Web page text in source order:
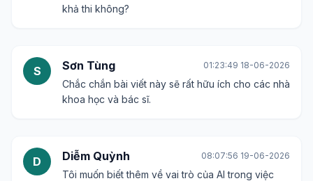
khả thi không?
S Sơn Tùng 01:23:49 18-06-2026
Chắc chắn bài viết này sẽ rất hữu ích cho các nhà
khoa học và bác sĩ.
D Diễm Quỳnh 08:07:56 19-06-2026
Tôi muốn biết thêm về vai trò của AI trong việc